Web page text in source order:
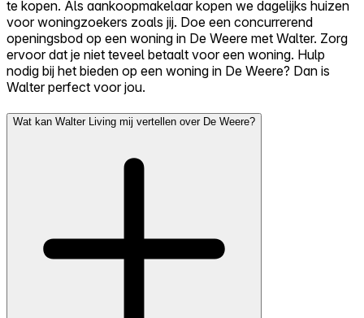
te kopen. Als aankoopmakelaar kopen we dagelijks huizen
voor woningzoekers zoals jij. Doe een concurrerend
openingsbod op een woning in De Weere met Walter. Zorg
ervoor dat je niet teveel betaalt voor een woning. Hulp
nodig bij het bieden op een woning in De Weere? Dan is
Walter perfect voor jou.
Wat kan Walter Living mij vertellen over De Weere?